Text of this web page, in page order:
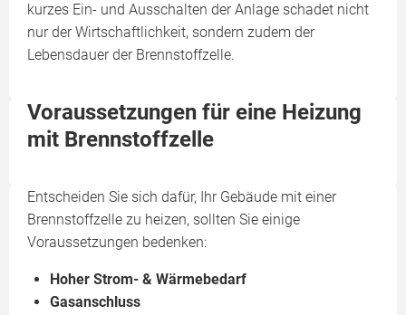
kurzes Ein- und Ausschalten der Anlage schadet nicht
nur der Wirtschaftlichkeit, sondern zudem der
Lebensdauer der Brennstoffzelle.
Voraussetzungen für eine Heizung
mit Brennstoffzelle
Entscheiden Sie sich dafür, Ihr Gebäude mit einer
Brennstoffzelle zu heizen, sollten Sie einige
Voraussetzungen bedenken:
Hoher Strom- & Wärmebedarf
Gasanschluss